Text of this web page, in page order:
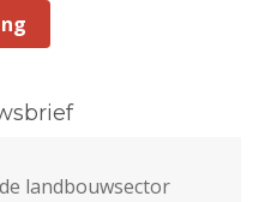
landbouwsector